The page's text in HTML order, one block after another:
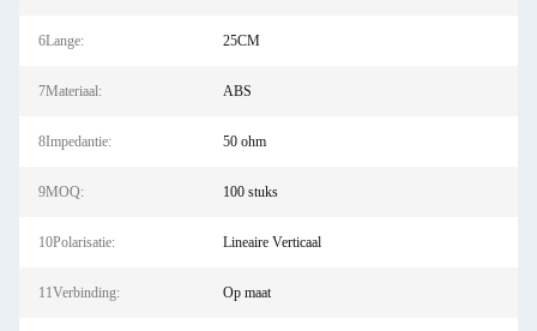
6Lange: 25CM
7Materiaal: ABS
8Impedantie: 50 ohm
9MOQ: 100 stuks
10Polarisatie: Lineaire Verticaal
11Verbinding: Op maat